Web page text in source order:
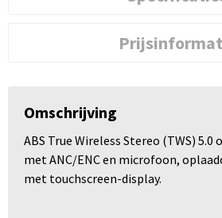
Omschrijving
ABS True Wireless Stereo (TWS) 5.0
met ANC/ENC en microfoon,
met touchscreen-display.